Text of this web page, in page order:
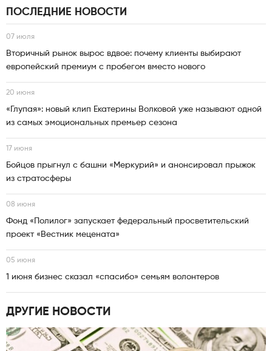
ПОСЛЕДНИЕ НОВОСТИ
07 июля
Вторичный рынок вырос вдвое: почему клиенты выбирают
европейский премиум с пробегом вместо нового
20 июня
«Глупая»: новый клип Екатерины Волковой уже называют одной
из самых эмоциональных премьер сезона
17 июня
Бойцов прыгнул с башни «Меркурий» и анонсировал прыжок
из стратосферы
08 июня
Фонд «Полилог» запускает федеральный просветительский
проект «Вестник мецената»
05 июня
1 июня бизнес сказал «спасибо» семьям волонтеров
ДРУГИЕ НОВОСТИ